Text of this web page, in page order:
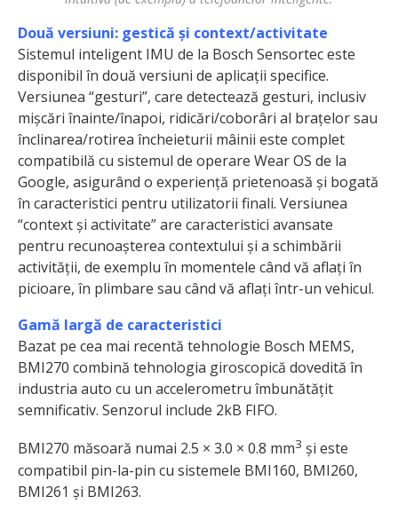
Două versiuni: gestică și context/activitate
Sistemul inteligent IMU de la Bosch Sensortec este
disponibil în două versiuni de aplicații specifice.
Versiunea “gesturi”, care detectează gesturi, inclusiv
mișcări înainte/înapoi, ridicări/coborâri al brațelor sau
înclinarea/rotirea încheieturii mâinii este complet
compatibilă cu sistemul de operare Wear OS de la
Google, asigurând o experiență prietenoasă și bogată
în caracteristici pentru utilizatorii finali. Versiunea
“context și activitate” are caracteristici avansate
pentru recunoașterea contextului și a schimbării
activității, de exemplu în momentele când vă aflați în
picioare, în plimbare sau când vă aflați într-un vehicul.
Gamă largă de caracteristici
Bazat pe cea mai recentă tehnologie Bosch MEMS,
BMI270 combină tehnologia giroscopică dovedită în
industria auto cu un accelerometru îmbunătățit
semnificativ. Senzorul include 2kB FIFO.
BMI270 măsoară numai 2.5 × 3.0 × 0.8 mm3 și este
compatibil pin-la-pin cu sistemele BMI160, BMI260,
BMI261 și BMI263.